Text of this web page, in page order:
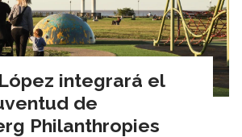
integrará el
de
Philanthropies